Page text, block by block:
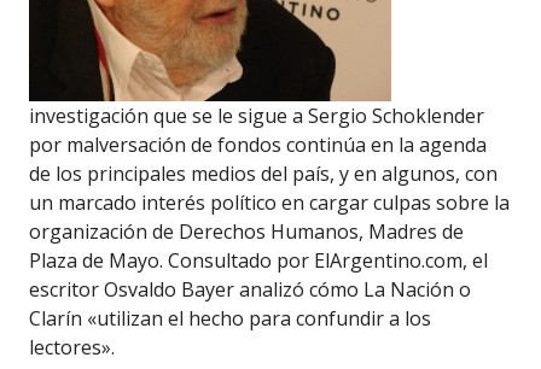
investigación que se le sigue a Sergio Schoklender
por malversación de fondos continúa en la agenda
de los principales medios del país, y en algunos, con
un marcado interés político en cargar culpas sobre la
organización de Derechos Humanos, Madres de
Plaza de Mayo. Consultado por ElArgentino.com, el
escritor Osvaldo Bayer analizó cómo La Nación o
Clarín «utilizan el hecho para confundir a los
lectores».